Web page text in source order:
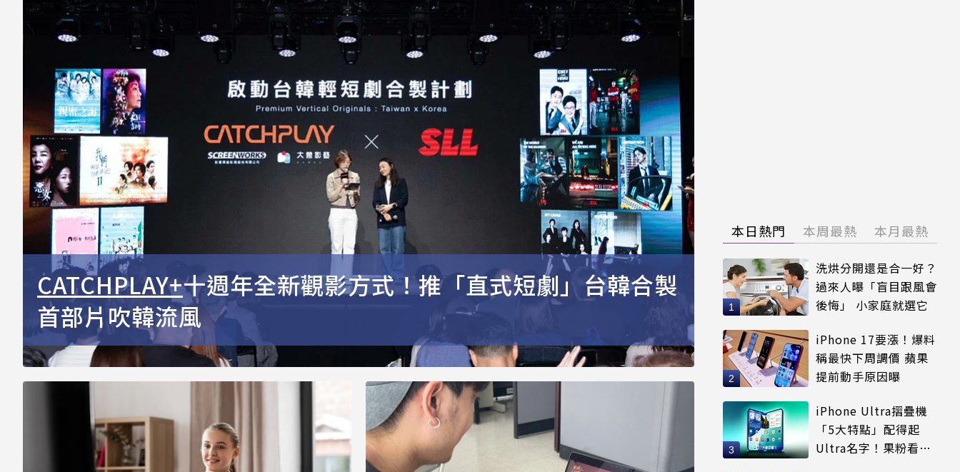
CATCHPLAY+十週年全新觀影方式！推「直式短劇」台韓合製
首部片吹韓流風
本日熱門 本周最熱 本月最熱
洗烘分開還是合一好？
過來人曝「盲目跟風會
後悔」 小家庭就選它
iPhone 17要漲！爆料
稱最快下周調價 蘋果
提前動手原因曝
iPhone Ultra摺疊機
「5大特點」配得起
Ultra名字！果粉看完